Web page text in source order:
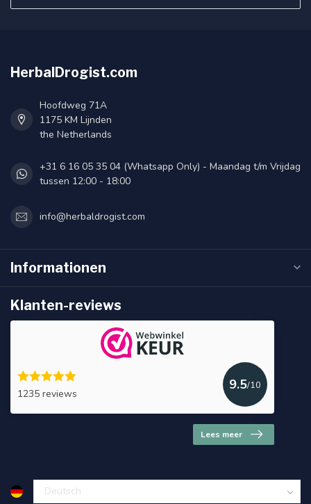
HerbalDrogist.com
Hoofdweg 71A
1175 KM Lijnden
the Netherlands
+31 6 16 05 35 04 (Whatsapp Only) - Maandag t/m Vrijdag
tussen 12:00 - 18:00
info@herbaldrogist.com
Informationen
Klanten-reviews
1235 reviews
9.5/10
Lees meer